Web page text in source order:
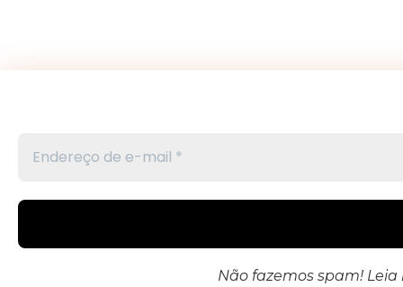
Não fazemos spam!